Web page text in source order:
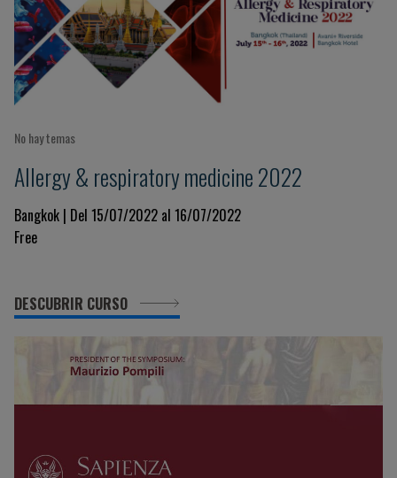
No hay temas
Allergy & respiratory medicine 2022
Bangkok | Del 15/07/2022 al 16/07/2022
Free
DESCUBRIR CURSO